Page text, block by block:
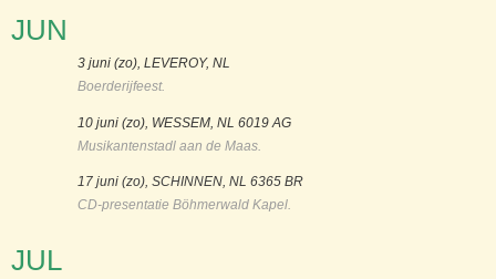
JUN
3 juni (zo), LEVEROY, NL
Boerderijfeest.
10 juni (zo), WESSEM, NL 6019 AG
Musikantenstadl aan de Maas.
17 juni (zo), SCHINNEN, NL 6365 BR
CD-presentatie Böhmerwald Kapel.
JUL